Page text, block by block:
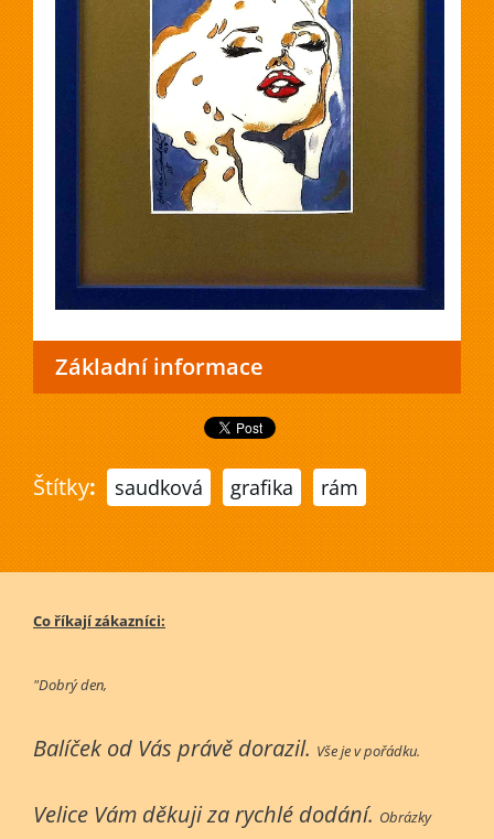
Základní informace
Štítky: saudková grafika rám
Co říkají zákazníci:
"Dobrý den,
Balíček od Vás právě dorazil. Vše je v pořádku.
Velice Vám děkuji za rychlé dodání. Obrázky